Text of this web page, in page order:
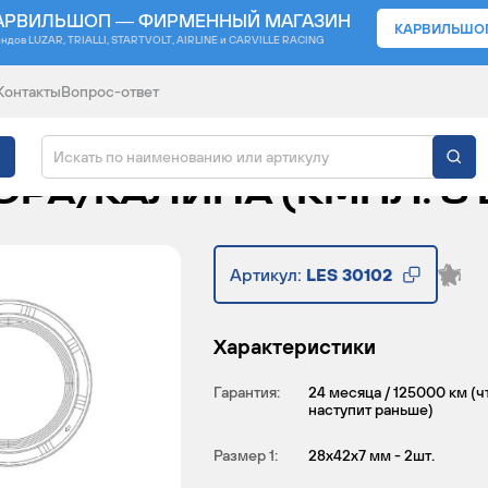
— ФИРМЕННЫЙ МАГАЗИН
LUZAR, TRIALLI, STARTVOLT, AIRLINE и CARVILLE RACING
Вопрос-ответ
И РАСПРЕДВАЛА
КАЛИНА (КМПЛ. 3
Артикул: LES 30102
Характеристики
Гарантия:
24 месяца / 125000 км
наступит раньше)
Размер 1: 28x42x7 мм - 2шт.